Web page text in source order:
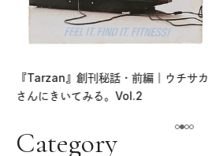
『Tarzan』創刊秘話・前編｜ウチサカ
さんにきいてみる。Vol.2
Category